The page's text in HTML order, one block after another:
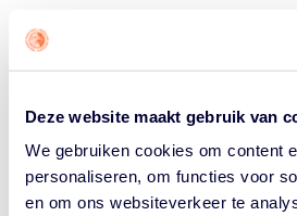
Deze website maakt gebruik van
We gebruiken cookies om content
personaliseren, om functies voor
en om ons websiteverkeer te
Donar heeft vrijdagavond de
Groene Uilen in winst omgezet. Het
oefenwedstrijd met 57-81 onderuit
begonnen aan...